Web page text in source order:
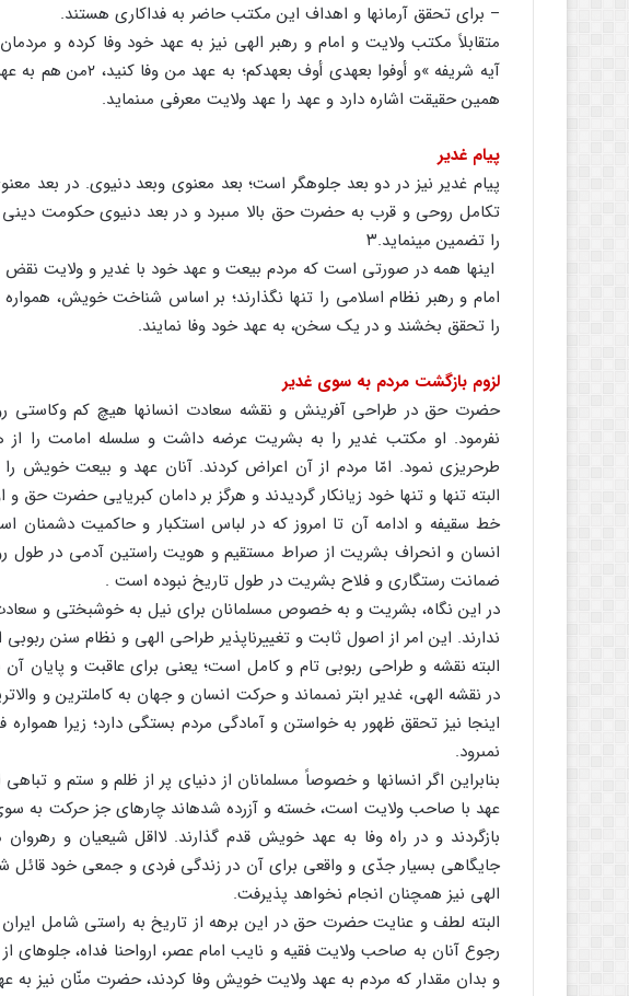
– براى تحقق آرمان‏ها و اهداف این مکتب حاضر به فداکارى هستند.
متقابلاً مکتب ولایت و امام و رهبر الهى نیز به عهد خود وفا کرده و
آیه شریفه »و أوفوا
همین حقیقت اشاره دارد و عهد را عهد ولایت معرفى مى‏نماید.
پیام غدیر
پیام غدیر نیز در دو بعد جلوه‏گر است؛ بعد معنوى وبعد دنیوى. در بعد
تکامل روحى و قرب به حضرت حق بالا مى‏برد و در بعد دنیوى حکومت
را تضمین مینماید.۳
اینها همه در صورتى است که مردم بیعت و عهد خود با غدیر و ولایت نقض
امام و رهبر نظام اسلامى را تنها نگذارند؛ بر اساس شناخت خویش،
را تحقق بخشند و در یک سخن، به عهد خود وفا نمایند.
لزوم بازگشت مردم به سوى غدیر
حضرت حق در طراحى آفرینش و نقشه سعادت انسان‏ها هیچ کم وکاستى
نفرمود. او مکتب غدیر را به بشریت عرضه داشت و سلسله امامت را
طرحریزى نمود. امّا مردم از آن اعراض کردند. آنان عهد و بیعت خویش
البته تنها و تنها خود زیانکار گردیدند و هرگز بر دامان کبریایى حضرت حق
خط سقیفه و ادامه آن تا امروز که در لباس استکبار و حاکمیت دشمنان
انسان و انحراف بشریت از صراط مستقیم و هویت راستین آدمى در طول
ضمانت رستگارى و فلاح بشریت در طول تاریخ نبوده است .
در این نگاه، بشریت و به خصوص مسلمانان براى نیل به خوشبختى و
ندارند. این امر از اصول ثابت و تغییرناپذیر طراحى الهى و نظام سنن
البته نقشه و طراحى ربوبى تام و کامل است؛ یعنى براى عاقبت و پایان
در نقشه الهى، غدیر ابتر نمى‏ماند و حرکت انسان و جهان به کامل‏ترین و
اینجا نیز تحقق ظهور به خواستن و آمادگى مردم بستگى دارد؛ زیرا
نمى‏رود.
بنابراین اگر انسان‏ها و خصوصاً مسلمانان از دنیاى پر از ظلم و ستم و
عهد با صاحب ولایت است، خسته و آزرده شده‏اند چاره‏اى جز حرکت به سوى
بازگردند و در راه وفا به عهد خویش قدم گذارند. لااقل شیعیان و
جایگاهى بسیار جدّى و واقعى براى آن در زندگى فردى و جمعى خود قائل
الهى نیز همچنان انجام نخواهد پذیرفت.
البته لطف و عنایت حضرت حق در این برهه از تاریخ به راستى شامل
رجوع آنان به صاحب ولایت فقیه و نایب امام عصر، ارواحنا فداه،
و بدان مقدار که مردم به عهد ولایت خویش وفا کردند، حضرت منّان نیز به